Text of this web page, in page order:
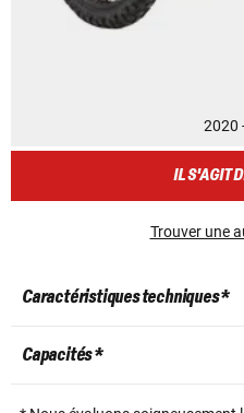
2020
IL S'AGIT
Trouver une
Caractéristiques techniques *
Capacités *